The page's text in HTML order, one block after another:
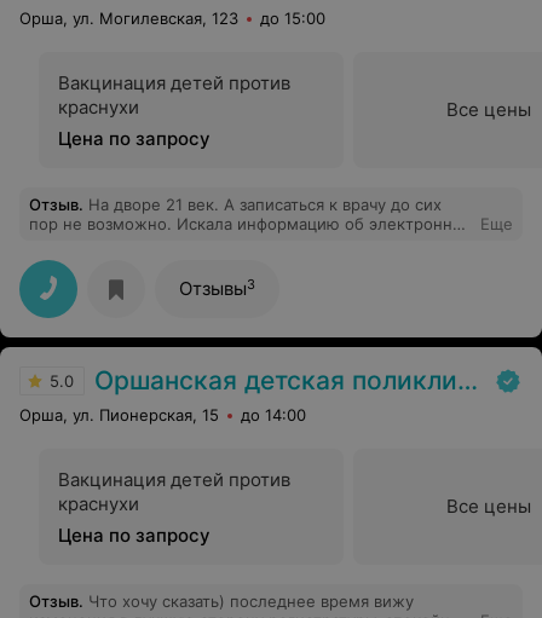
Орша, ул. Могилевская, 123 до 15:00
Вакцинация детей против
краснухи
Цена по запросу
Все цены
Отзыв. На дворе 21 век. А записаться к врачу до сих
пор не возможно. Искала информацию об электронной
отделение, к педиатру по Эл. почте не возможно,
функции такой нет. А ещё было бы хорошо выложить
хотя бы расписание работы специалистов.
Еще
Отзывы3
5.0 Оршанская детская поликлиника №1
Орша, ул. Пионерская, 15 до 14:00
Вакцинация детей против
краснухи
Цена по запросу
Все цены
Отзыв. Что хочу сказать) последнее время вижу